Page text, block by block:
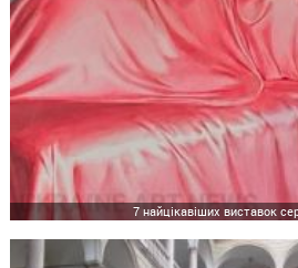
7 найцікавіших виставок